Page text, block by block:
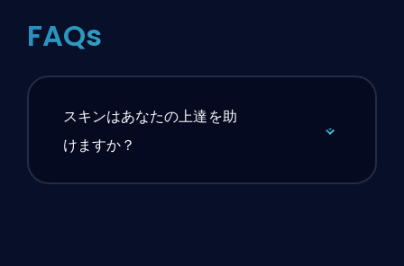
FAQs
スキンはあなたの上達を助
けますか？